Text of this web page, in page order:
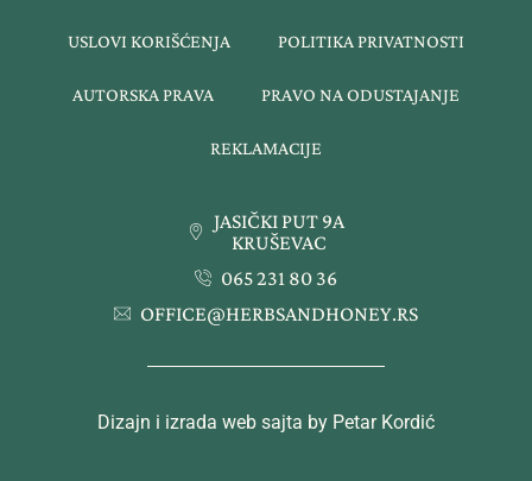
USLOVI KORIŠĆENJA POLITIKA PRIVATNOSTI
AUTORSKA PRAVA PRAVO NA ODUSTAJANJE
REKLAMACIJE
JASIČKI PUT 9A
KRUŠEVAC
065 231 80 36
OFFICE@HERBSANDHONEY.RS
Dizajn i izrada web sajta by Petar Kordić